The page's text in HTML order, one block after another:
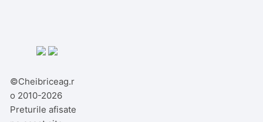
©Cheibriceag.r
o 2010-2026
Preturile afisate